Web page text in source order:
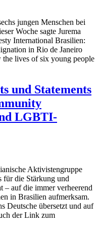
jungen Menschen bei
Woche sagte Jurema
International Brasilien:
in Rio de Janeiro
lives of six young people
und Statements
LGBTI-
Aktivistengruppe
die Stärkung und
– auf die immer verheerend
in Brasilien aufmerksam.
Deutsche übersetzt und auf
der Link zum